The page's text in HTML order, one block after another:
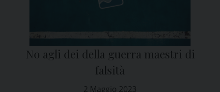
2 Maggio 2023
No agli dei della guerra maestri di
falsità